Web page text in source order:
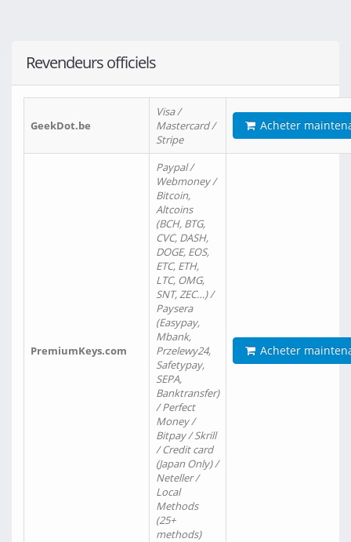
Revendeurs officiels
GeekDot.be
Visa /
Mastercard /
Stripe
Acheter
PremiumKeys.com
Paypal /
Webmoney /
Bitcoin,
Altcoins
(BCH, BTG,
CVC, DASH,
DOGE, EOS,
ETC, ETH,
LTC, OMG,
SNT, ZEC…) /
Paysera
(Easypay,
Mbank,
Przelewy24,
Safetypay,
SEPA,
Banktransfer)
/ Perfect
Money /
Bitpay / Skrill
/ Credit card
(Japan Only) /
Neteller /
Local
Methods
(25+
methods)
Acheter